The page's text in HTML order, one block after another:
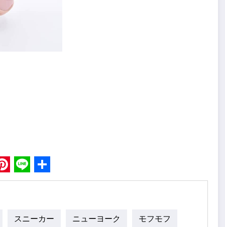
Pinterest
LineShare
スニーカー ニューヨーク モフモフ